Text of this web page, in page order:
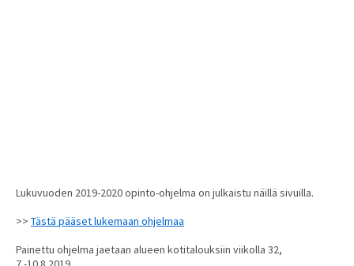
Lukuvuoden 2019-2020 opinto-ohjelma on julkaistu näillä sivuilla.
>> Tästä pääset lukemaan ohjelmaa
Painettu ohjelma jaetaan alueen kotitalouksiin viikolla 32,